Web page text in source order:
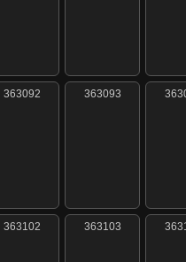
363092 363093
363102 363103